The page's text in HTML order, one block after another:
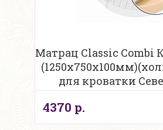
Матрац Classic Combi
для кроватки
4370 р.